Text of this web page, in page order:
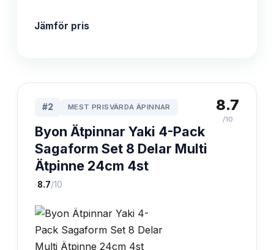
Jämför pris
#2 MEST PRISVÄRDA ÄPINNAR
Byon Ätpinnar Yaki 4-Pack
Sagaform Set 8 Delar Multi
Ätpinne 24cm 4st
·8.7/10
8.7
/10